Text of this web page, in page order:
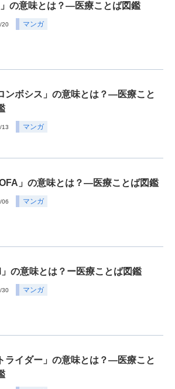
」の意味とは？―医療ことば図鑑
20 マンガ
ンボシス」の意味とは？―医療こと
13 マンガ
」の意味とは？―医療ことば図鑑
06 マンガ
」の意味とは？ー医療ことば図鑑
30 マンガ
ライダー」の意味とは？―医療こと